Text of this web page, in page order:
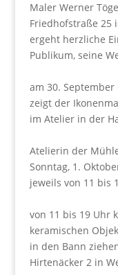
Maler Werner
Friedhofstraße 25
ergeht herzliche
Publikum, seine
am 30.
zeigt der
im Atelier in
Jannina
Atelierin der
Sonntag, 1.
jeweils
von 11 bis 19 Uhr
keramischen
in den Bann